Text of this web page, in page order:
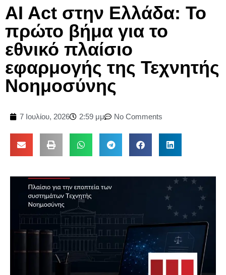
AI Act στην Ελλάδα: Το
πρώτο βήμα για το
εθνικό πλαίσιο
εφαρμογής της Τεχνητής
Νοημοσύνης
7 Ιουλίου, 2026 2:59 μμ No Comments